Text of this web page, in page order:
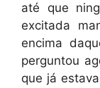
até que
excitada
encima
perguntou
que já